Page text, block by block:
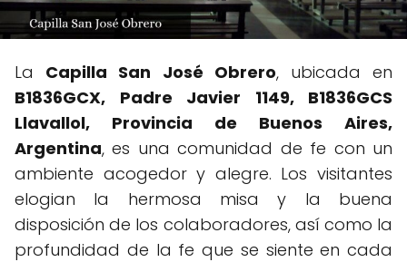
La Capilla San José Obrero, ubicada en
B1836GCX, Padre Javier 1149, B1836GCS
Llavallol, Provincia de Buenos Aires,
Argentina, es una comunidad de fe con un
ambiente acogedor y alegre. Los visitantes
elogian la hermosa misa y la buena
disposición de los colaboradores, así como la
profundidad de la fe que se siente en cada